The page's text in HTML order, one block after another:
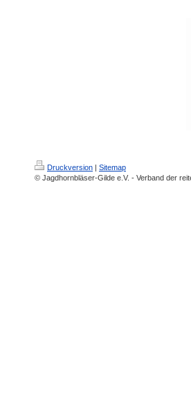
Druckversion | Sitemap
© Jagdhornbläser-Gilde e.V. - Verband der